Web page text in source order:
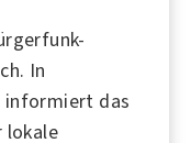
. In
informiert das
lokale